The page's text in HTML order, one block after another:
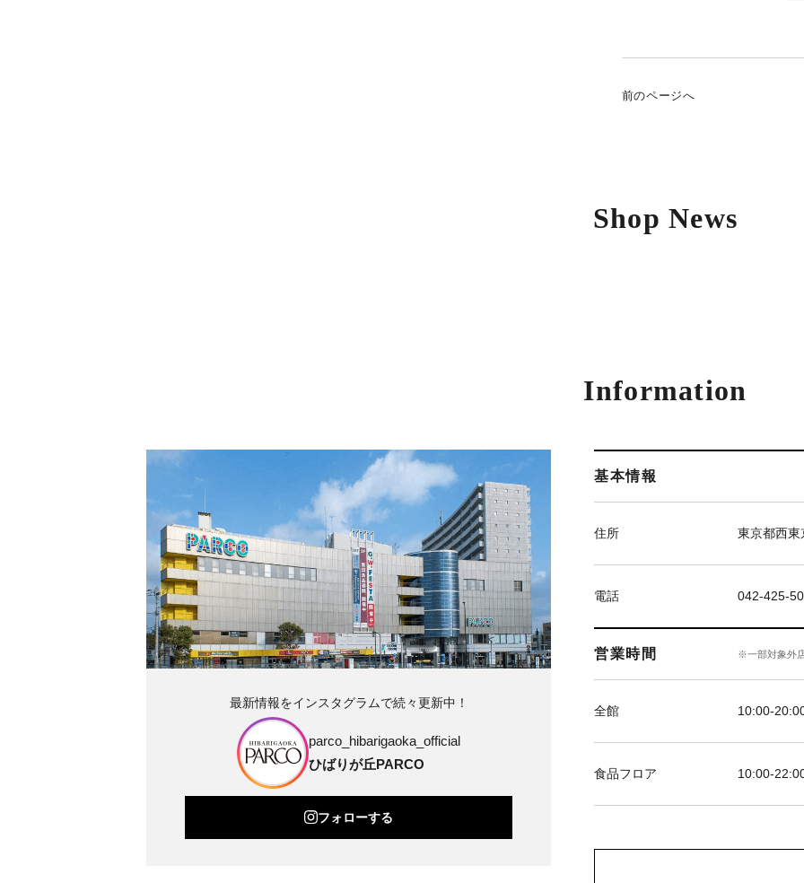
前のページへ
Shop News
Information
基本情報
住所 東京都西東
電話 042-425-
営業時間 ※一部対象外
全館 10:00-
食品フロア 10:00-
最新情報をインスタグラムで続々更新中！
parco_hibarigaoka_official
ひばりが丘PARCO
フォローする